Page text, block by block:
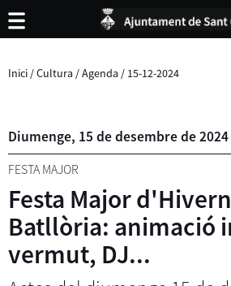
Inici /Cultura /Agenda / 15-12-2024
Diumenge, 15 dedesembrede2024
FESTA MAJOR
Festa Major
Batllòria: animació
vermut, DJ...